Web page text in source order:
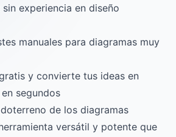
experiencia en diseño
manuales para diagramas muy
y convierte tus ideas en
segundos
de los diagramas
versátil y potente que